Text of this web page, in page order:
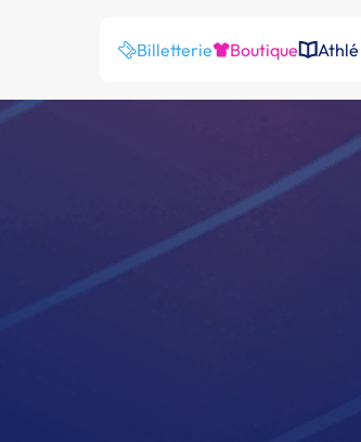
Billetterie Boutique